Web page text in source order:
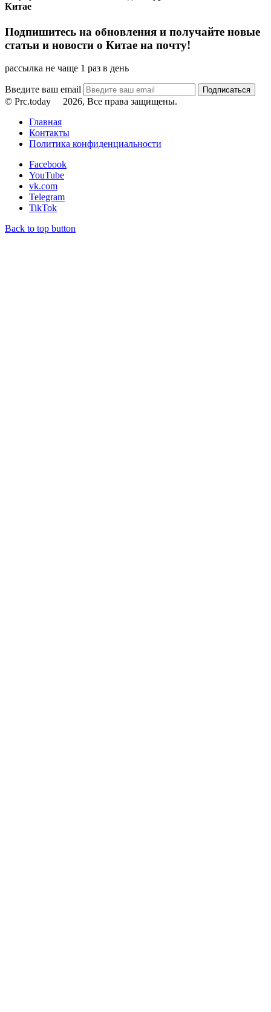
Китае
Подпишитесь на обновления и получайте новые
статьи и новости о Китае на почту!
рассылка не чаще 1 раз в день
Введите ваш email
© Prc.today
2026, Все права защищены.
Главная
Контакты
Политика конфиденциальности
Facebook
YouTube
vk.com
Telegram
TikTok
Back to top button